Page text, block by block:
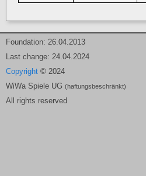
Foundation: 26.04.2013
Last change: 24.04.2024
Copyright © 2024
WiWa Spiele UG (haftungsbeschränkt)
All rights reserved